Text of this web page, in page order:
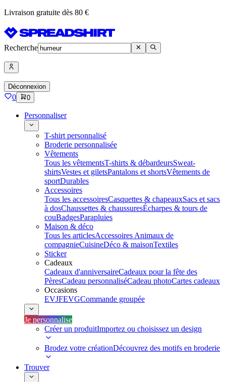
Livraison gratuite dès 80 €
Recherche
Déconnexion
0 0
Personnaliser
T-shirt personnalisé
Broderie personnalisée
Vêtements
Tous les vêtementsT-shirts & débardeursSweat-
shirtsVestes et giletsPantalons et shortsVêtements de
sportDurables
Accessoires
Tous les accessoiresCasquettes & chapeauxSacs et sacs
à dosChaussettes & chaussuresÉcharpes & tours de
couBadgesParapluies
Maison & déco
Tous les articlesAccessoires Animaux de
compagnieCuisineDéco & maisonTextiles
Sticker
Cadeaux
Cadeaux d'anniversaireCadeaux pour la fête des
PèresCadeau personnaliséCadeau photoCartes cadeaux
Occasions
EVJFEVGCommande groupée
Je personnalise
Créer un produitImportez ou choisissez un design
Brodez votre créationDécouvrez des motifs en broderie
Trouver